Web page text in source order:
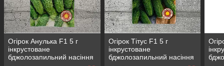
Огірок Анулька F1 5 г
інкрустоване
бджолозапильний насіння
Огірок Тітус F1 5 г
інкрустоване
бджолозапильний насіння